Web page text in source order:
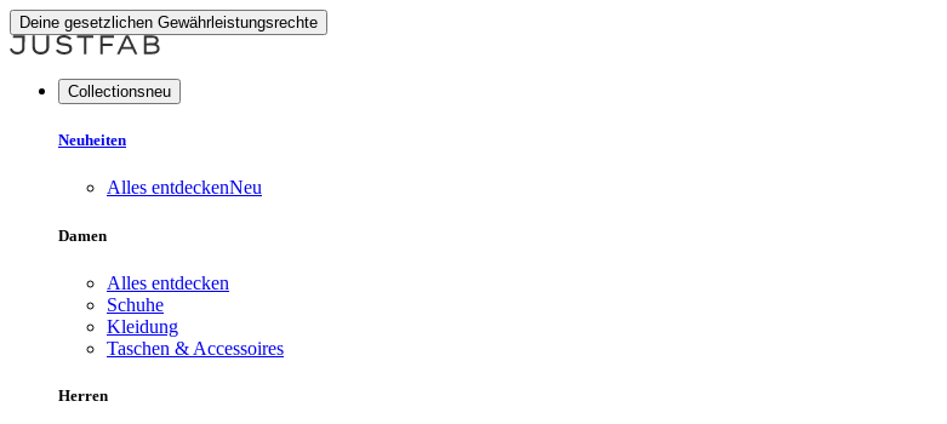
Deine gesetzlichen Gewährleistungsrechte
Collectionsneu
Neuheiten
Alles entdeckenNeu
Damen
Alles entdecken
Schuhe
Kleidung
Taschen & Accessoires
Herren